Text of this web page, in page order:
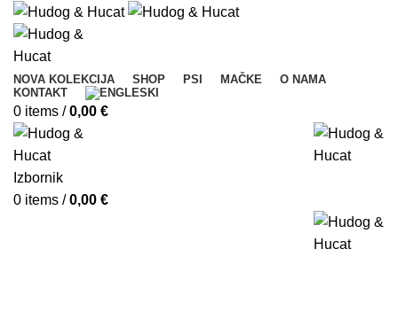
NOVA KOLEKCIJA SHOP PSI MAČKE
O NAMA
KONTAKT
0 items / 0,00 €
Izbornik
0 items / 0,00 €